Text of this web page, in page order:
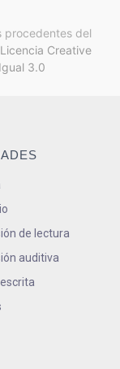
procedentes del
Licencia Creative
3.0
de lectura
auditiva